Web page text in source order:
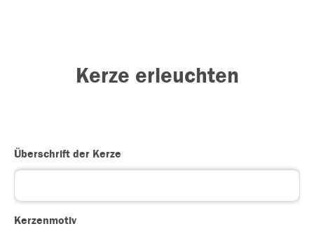
Kerze erleuchten
Überschrift der Kerze
Kerzenmotiv